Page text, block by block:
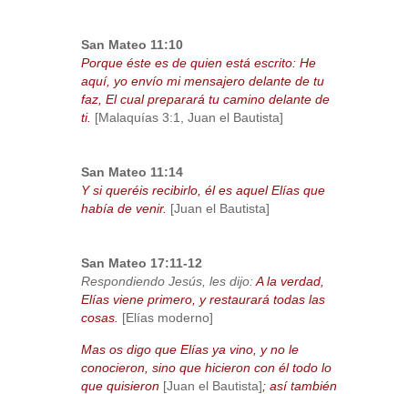
San Mateo 11:10
Porque éste es de quien está escrito: He
aquí, yo envío mi mensajero delante de tu
faz, El cual preparará tu camino delante de
ti. [Malaquías 3:1, Juan el Bautista]
San Mateo 11:14
Y si queréis recibirlo, él es aquel Elías que
había de venir. [Juan el Bautista]
San Mateo 17:11-12
Respondiendo Jesús, les dijo:A la verdad,
Elías viene primero, y restaurará todas las
cosas. [Elías moderno]
Mas os digo que Elías ya vino, y no le
conocieron, sino que hicieron con él todo lo
que quisieron [Juan el Bautista]; así también